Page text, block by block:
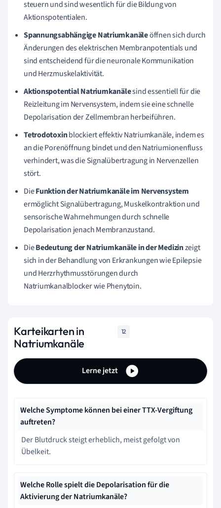
steuern und sind wesentlich für die Bildung von
Aktionspotentialen.
Spannungsabhängige Natriumkanäleöffnen sich durch
Änderungen des elektrischen Membranpotentials und
sind entscheidend für die neuronale Kommunikation
und Herzmuskelaktivität.
Aktionspotential Natriumkanälesind essentiell für die
Reizleitung im Nervensystem, indem sie eine schnelle
Depolarisation der Zellmembran herbeiführen.
Tetrodotoxinblockiert effektiv Natriumkanäle, indem es
an die Porenöffnung bindet und den Natriumionenfluss
verhindert, was die Signalübertragung in Nervenzellen
stört.
DieFunktion der Natriumkanäle im Nervensystem
ermöglicht Signalübertragung, Muskelkontraktion und
sensorische Wahrnehmungen durch schnelle
Depolarisation jenach Membranzustand.
DieBedeutung der Natriumkanäle in der Medizinzeigt
sich in der Behandlung von Erkrankungen wie Epilepsie
und Herzrhythmusstörungen durch
Natriumkanalblocker wie Phenytoin.
Karteikarten in
Natriumkanäle
12
Lerne jetzt
Welche Symptome können bei einer TTX-Vergiftung
auftreten?
Der Blutdruck steigt erheblich, meist gefolgt von
Übelkeit.
Welche Rolle spielt die Depolarisation für die
Aktivierung der Natriumkanäle?